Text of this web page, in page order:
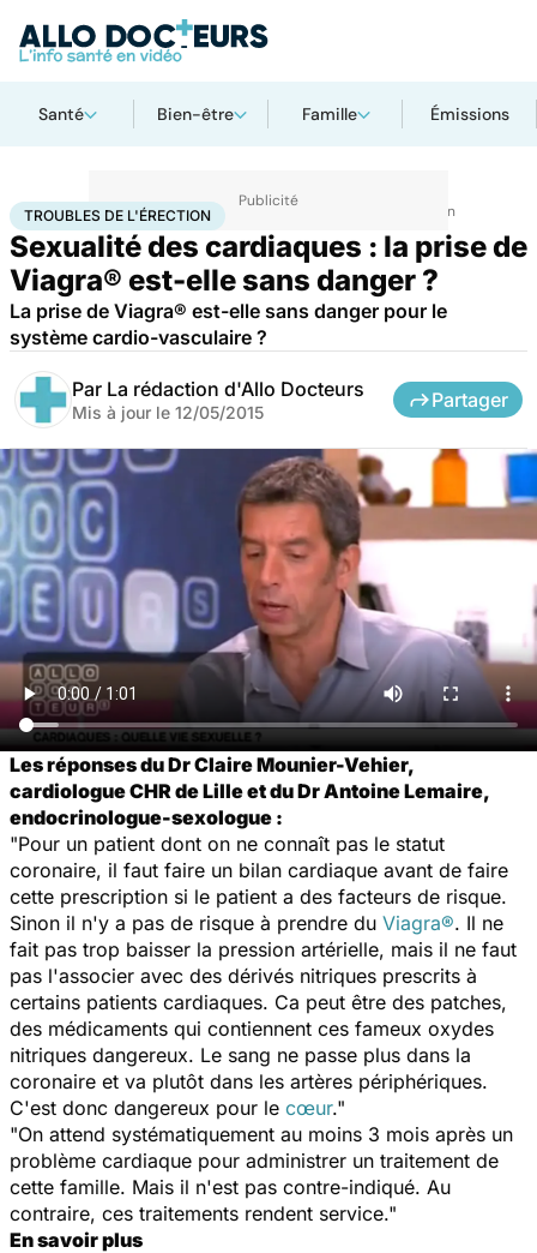
Santé Bien-être Famille Émissions
AccueilSantéMaladiesMaladies cardiaques Troubles de l'érection
TROUBLES DE L'ÉRECTION
Sexualité des cardiaques : la prise de
Viagra® est-elle sans danger ?
La prise de Viagra® est-elle sans danger pour le
système cardio-vasculaire ?
Par La rédaction d'Allo Docteurs
Mis à jour le 12/05/2015
Partager
Les réponses du Dr Claire Mounier-Vehier,
cardiologue CHR de Lille et du Dr Antoine Lemaire,
endocrinologue-sexologue :
"Pour un patient dont on ne connaît pas le statut
coronaire, il faut faire un bilan cardiaque avant de faire
cette prescription si le patient a des facteurs de risque.
Sinon il n'y a pas de risque à prendre du Viagra®. Il ne
fait pas trop baisser la pression artérielle, mais il ne faut
pas l'associer avec des dérivés nitriques prescrits à
certains patients cardiaques. Ca peut être des patches,
des médicaments qui contiennent ces fameux oxydes
nitriques dangereux. Le sang ne passe plus dans la
coronaire et va plutôt dans les artères périphériques.
C'est donc dangereux pour le cœur."
"On attend systématiquement au moins 3 mois après un
problème cardiaque pour administrer un traitement de
cette famille. Mais il n'est pas contre-indiqué. Au
contraire, ces traitements rendent service."
En savoir plus